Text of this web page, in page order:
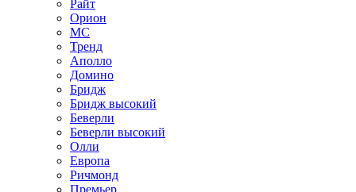
Райт
Орион
МС
Тренд
Аполло
Домино
Бридж
Бридж высокий
Беверли
Беверли высокий
Олли
Европа
Ричмонд
Премьер